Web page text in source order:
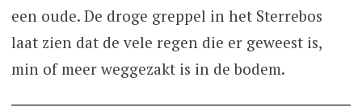
een oude. De droge greppel in het Sterrebos
laat zien dat de vele regen die er geweest is,
min of meer weggezakt is in de bodem.